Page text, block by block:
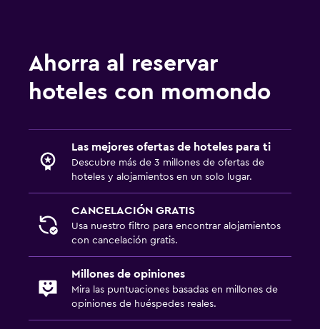
Estacionamiento y transporte
Estacionamiento privado
Servicio de traslado (cargo adicional)
Lavandería
Lavandería
Servicio de planchado
Ahorra al reservar
hoteles con momondo
Las mejores ofertas de hoteles para ti
Descubre más de 3 millones de ofertas de
hoteles y alojamientos en un solo lugar.
CANCELACIÓN GRATIS
Usa nuestro filtro para encontrar alojamientos
con cancelación gratis.
Millones de opiniones
Mira las puntuaciones basadas en millones de
opiniones de huéspedes reales.